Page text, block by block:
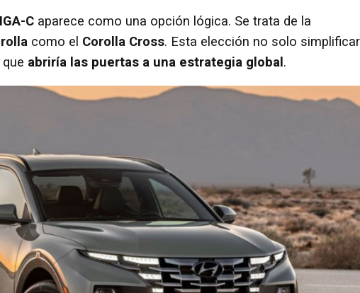
C aparece como una opción lógica. Se trata de la
como el Corolla Cross. Esta elección no solo
abriría las puertas a una estrategia global.